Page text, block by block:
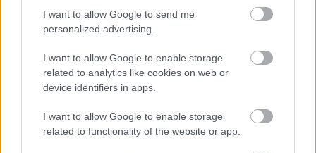
I want to allow Google to send me
personalized advertising.
I want to allow Google to enable storage
related to analytics like cookies on web or
device identifiers in apps.
I want to allow Google to enable storage
related to functionality of the website or app.